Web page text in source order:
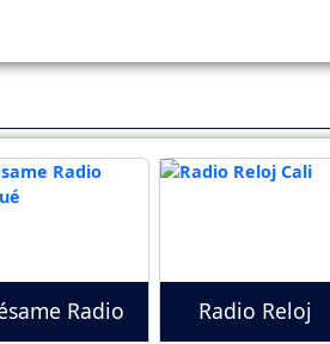
Radio Radio Reloj